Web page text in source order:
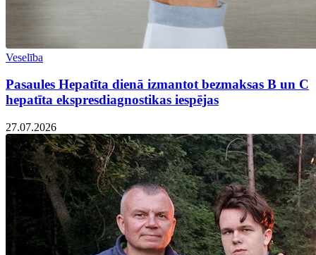
Veselība
Pasaules Hepatīta dienā izmantot bezmaksas B un C
hepatīta ekspresdiagnostikas iespējas
27.07.2026